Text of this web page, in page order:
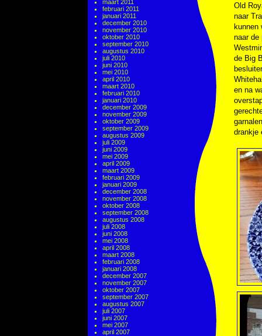
maart 2011
februari 2011
januari 2011
december 2010
november 2010
oktober 2010
september 2010
augustus 2010
juli 2010
juni 2010
mei 2010
april 2010
maart 2010
februari 2010
januari 2010
december 2009
november 2009
oktober 2009
september 2009
augustus 2009
juli 2009
juni 2009
mei 2009
april 2009
maart 2009
februari 2009
januari 2009
december 2008
november 2008
oktober 2008
september 2008
augustus 2008
juli 2008
juni 2008
mei 2008
april 2008
maart 2008
februari 2008
januari 2008
december 2007
november 2007
oktober 2007
september 2007
augustus 2007
juli 2007
juni 2007
mei 2007
april 2007
Old
naar
kunnen
naar de
de Big
en na
drankje